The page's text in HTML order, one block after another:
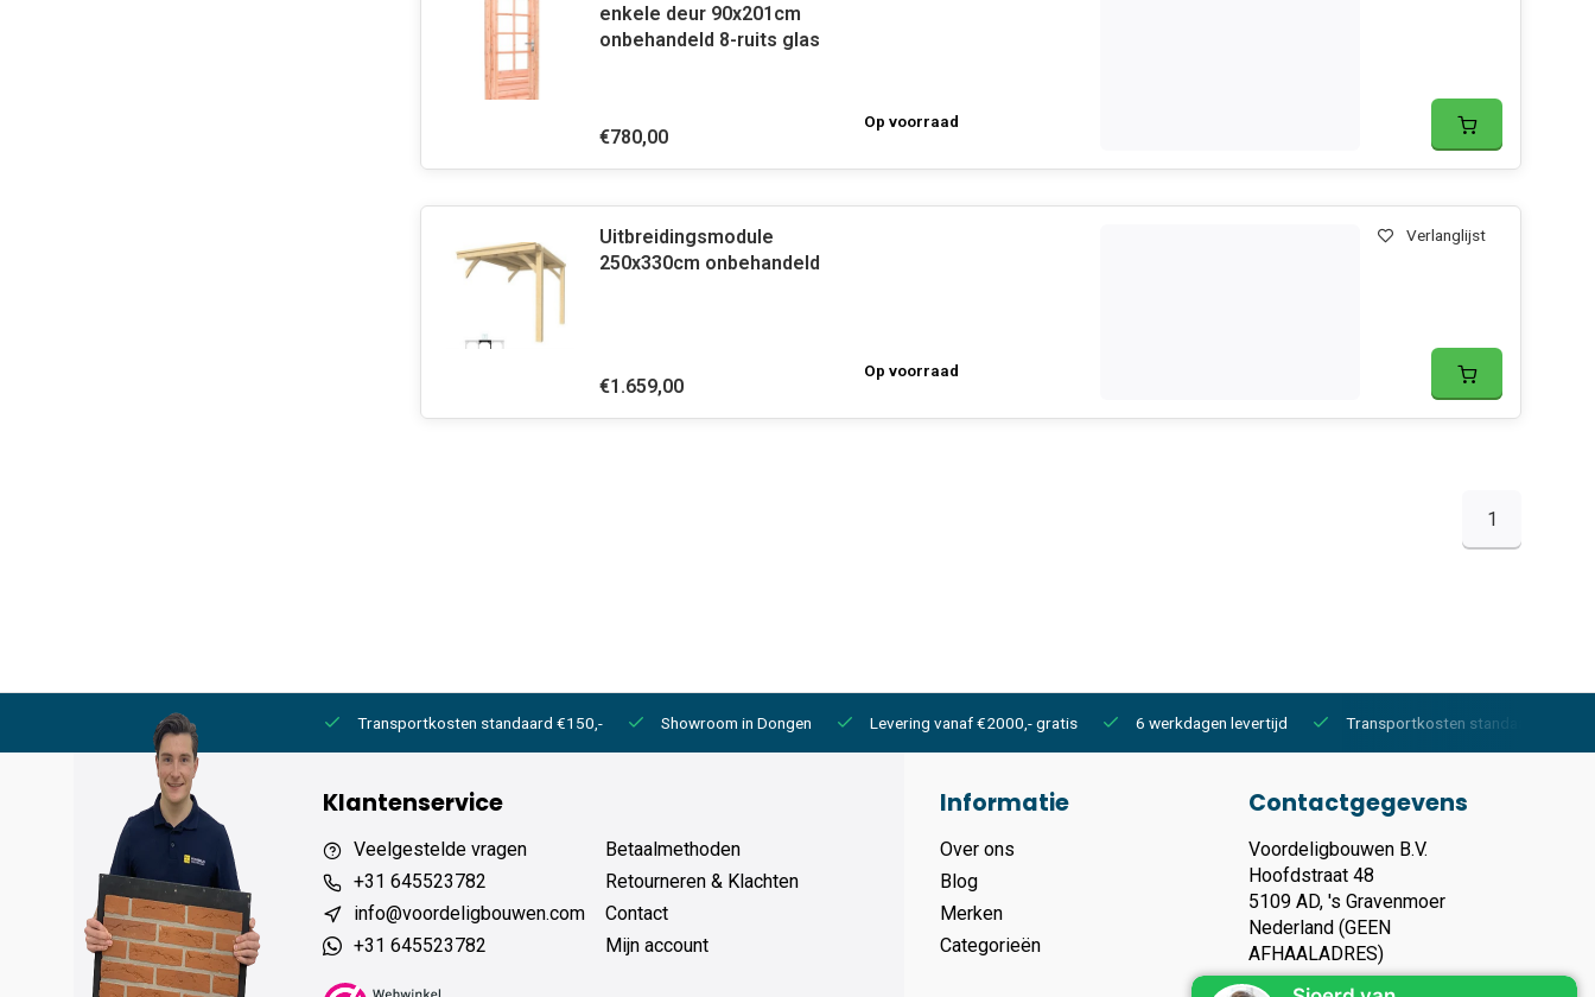
enkele deur 90x201cm
onbehandeld 8-ruits glas
€780,00
Op voorraad
Uitbreidingsmodule
250x330cm onbehandeld
€1.659,00
Op voorraad
Verlanglijst
1
6 werkdagen levertijd Transportkosten standaard €150,- Showroom in Dongen Levering vanaf €2000,- gratis 6 werkdagen levertijd Transportkosten standaard €150,-
Klantenservice
Veelgestelde vragen
+31 645523782
info@voordeligbouwen.com
+31 645523782
Betaalmethoden
Retourneren & Klachten
Contact
Mijn account
Informatie
Over ons
Blog
Merken
Categorieën
Contactgegevens
Voordeligbouwen B.V.
Hoofdstraat 48
5109 AD, 's Gravenmoer
Nederland (GEEN
AFHAALADRES)